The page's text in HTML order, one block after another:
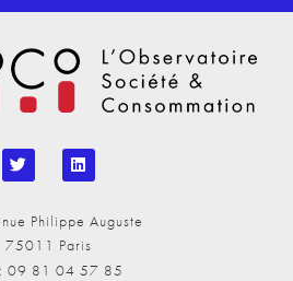
Philippe Auguste
75011 Paris
09 81 04 57 85